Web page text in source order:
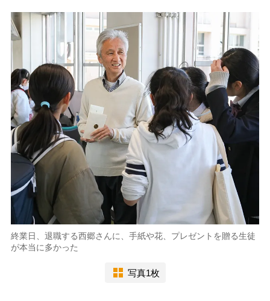
終業日、退職する西郷さんに、手紙や花、プレゼントを贈る生徒
が本当に多かった
写真1枚